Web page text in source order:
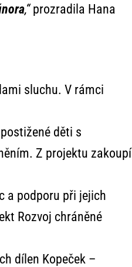
,“prozradila Hana
sluchu. V rámci
děti s
Z projektu zakoupí
a podporu při jejich
Rozvoj chráněné
dílen Kopeček –